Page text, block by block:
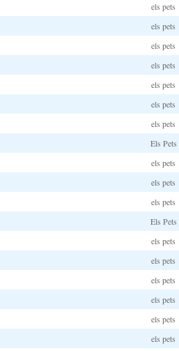
els pets
els pets
els pets
els pets
els pets
els pets
els pets
Els Pets
els pets
els pets
els pets
Els Pets
els pets
els pets
els pets
els pets
els pets
els pets